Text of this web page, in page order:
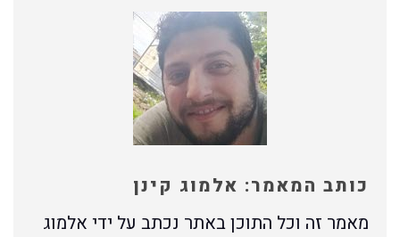
כותב המאמר: אלמוג קינן
מאמר זה וכל התוכן באתר נכתב על ידי אלמוג